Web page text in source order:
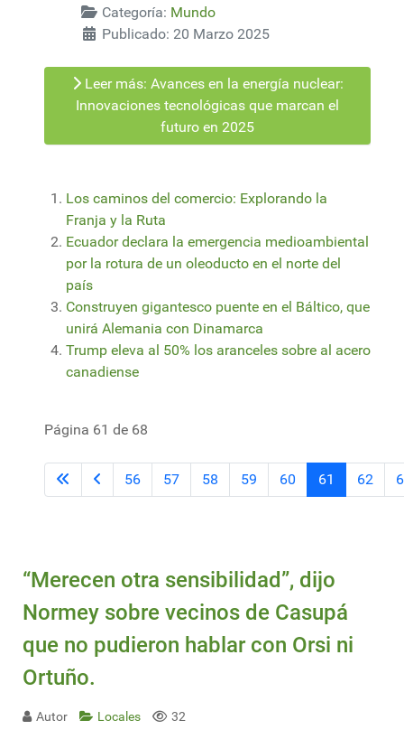
Categoría: Mundo
Publicado: 20 Marzo 2025
Leer más: Avances en la energía nuclear:
Innovaciones tecnológicas que marcan el
futuro en 2025
Los caminos del comercio: Explorando la
Franja y la Ruta
Ecuador declara la emergencia medioambiental
por la rotura de un oleoducto en el norte del
país
Construyen gigantesco puente en el Báltico, que
unirá Alemania con Dinamarca
Trump eleva al 50% los aranceles sobre al acero
canadiense
Página 61 de 68
56 57 58 59 60 61 62
“Merecen otra sensibilidad”, dijo
Normey sobre vecinos de Casupá
que no pudieron hablar con Orsi ni
Ortuño.
Autor Locales 32